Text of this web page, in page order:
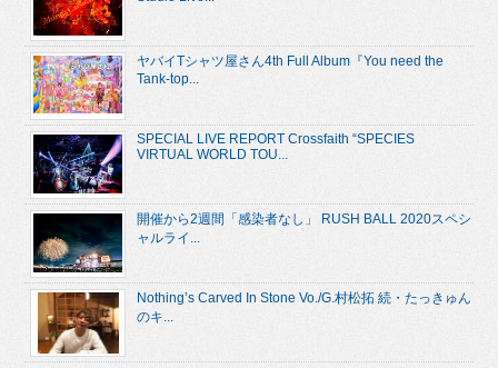
ヤバイTシャツ屋さん4th Full Album『You need the
Tank-top...
SPECIAL LIVE REPORT Crossfaith “SPECIES
VIRTUAL WORLD TOU...
開催から2週間「感染者なし」 RUSH BALL 2020スペシ
ャルライ...
Nothing’s Carved In Stone Vo./G.村松拓 続・たっきゅん
のキ...